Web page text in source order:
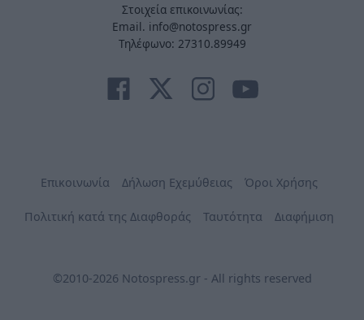
Στοιχεία επικοινωνίας:
Email. info@notospress.gr
Τηλέφωνο: 27310.89949
Επικοινωνία Δήλωση Εχεμύθειας Όροι Χρήσης
Πολιτική κατά της Διαφθοράς Ταυτότητα Διαφήμιση
©2010-2026 Notospress.gr - All rights reserved